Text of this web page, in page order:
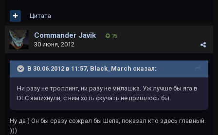
Цитата
Commander Javik 75
30 июня, 2012
В 30.06.2012 в 11:57, Black_March сказал:
Ни разу не троллинг, ни разу не милашка. Уж лучше бы яга в
DLC запихнули, с ним хоть скучать не пришлось бы.
Ну да ) Он бы сразу сожрал бы Шепа, показал кто здесь главный.
)))